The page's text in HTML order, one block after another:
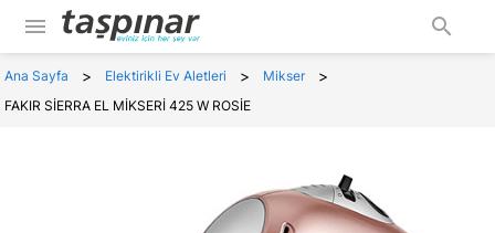
menu search
Ana Sayfa > Elektirikli Ev Aletleri > Mikser >
FAKIR SİERRA EL MİKSERİ 425 W ROSİE